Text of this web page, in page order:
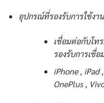
อุปกรณ์ที่รองรับการใช้งาน
เชื่อมต่อกับโท
รองรับการเชื่
iPhone , iPad
OnePlus ,